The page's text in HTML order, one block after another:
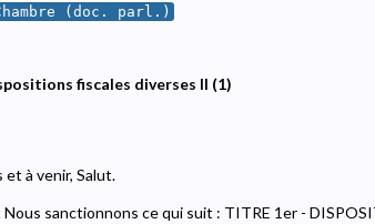
(doc. parl.)
fiscales diverses II (1)
et à venir, Salut.
sanctionnons ce qui suit : TITRE 1er -